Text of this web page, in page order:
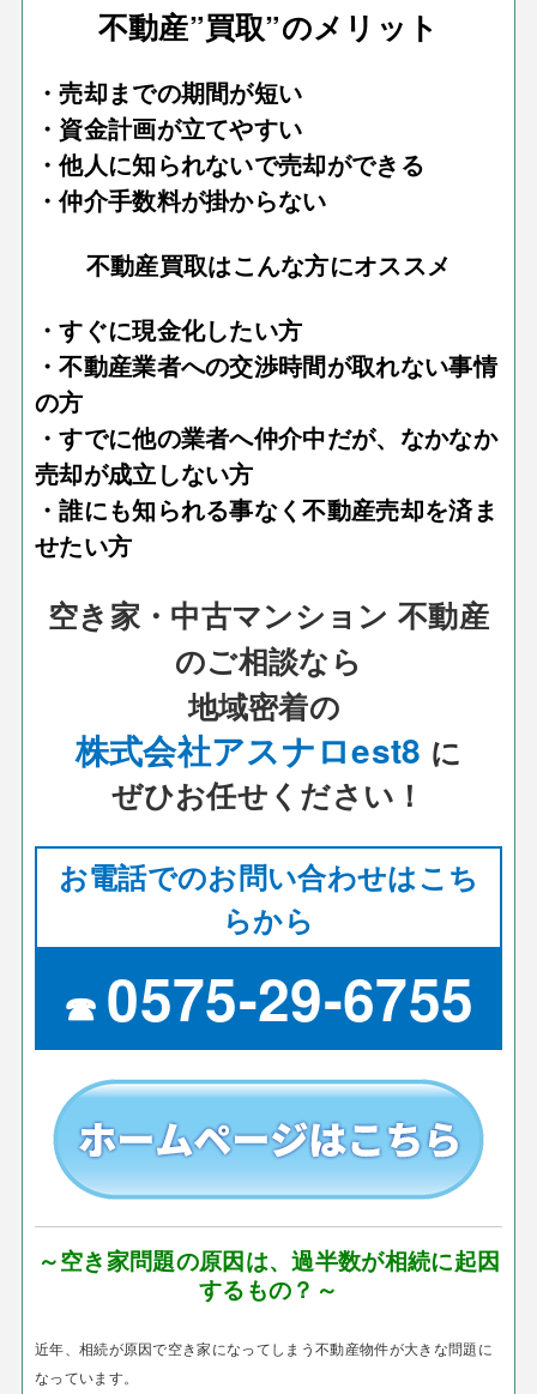
不動産”買取”のメリット
・売却までの期間が短い
・資金計画が立てやすい
・他人に知られないで売却ができる
・仲介手数料が掛からない
不動産買取はこんな方にオススメ
・すぐに現金化したい方
・不動産業者への交渉時間が取れない事情
の方
・すでに他の業者へ仲介中だが、なかなか
売却が成立しない方
・誰にも知られる事なく不動産売却を済ま
せたい方
空き家・中古マンション 不動産
のご相談なら
地域密着の
株式会社アスナロest8 に
ぜひお任せください！
お電話でのお問い合わせはこち
らから
☎ 0575-29-6755
～空き家問題の原因は、過半数が相続に起因
するもの？～
近年、相続が原因で空き家になってしまう不動産物件が大きな問題に
なっています。